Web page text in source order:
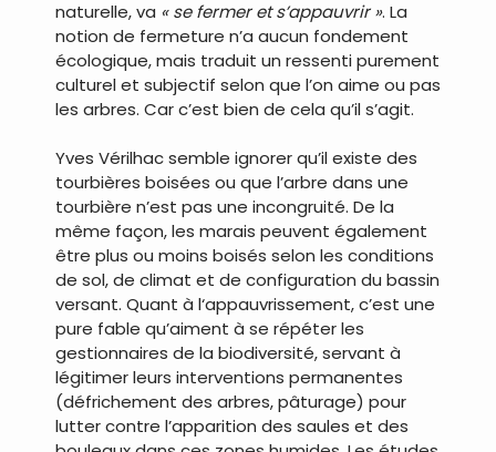
naturelle, va « se fermer et s’appauvrir ». La
notion de fermeture n’a aucun fondement
écologique, mais traduit un ressenti purement
culturel et subjectif selon que l’on aime ou pas
les arbres. Car c’est bien de cela qu’il s’agit.
Yves Vérilhac semble ignorer qu’il existe des
tourbières boisées ou que l’arbre dans une
tourbière n’est pas une incongruité. De la
même façon, les marais peuvent également
être plus ou moins boisés selon les conditions
de sol, de climat et de configuration du bassin
versant. Quant à l‘appauvrissement, c’est une
pure fable qu’aiment à se répéter les
gestionnaires de la biodiversité, servant à
légitimer leurs interventions permanentes
(défrichement des arbres, pâturage) pour
lutter contre l’apparition des saules et des